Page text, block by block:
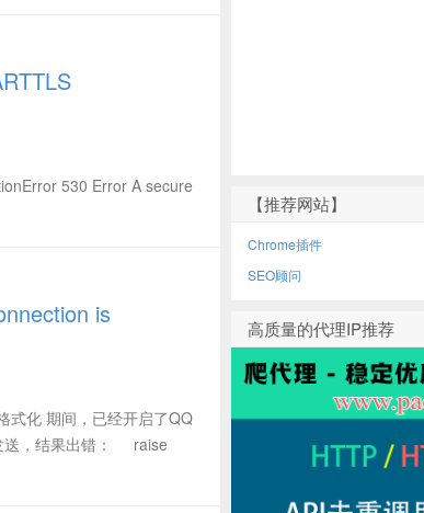
530 Error A secure
is
式化 期间，已经开启了QQ
送，结果出错： raise
【推荐网站】
Chrome插件
SEO顾问
高质量的代理IP推荐